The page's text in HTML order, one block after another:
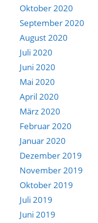
Oktober 2020
September 2020
August 2020
Juli 2020
Juni 2020
Mai 2020
April 2020
März 2020
Februar 2020
Januar 2020
Dezember 2019
November 2019
Oktober 2019
Juli 2019
Juni 2019